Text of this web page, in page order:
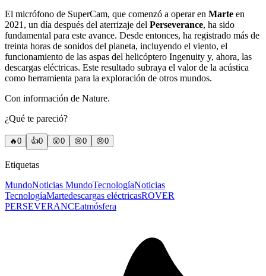
El micrófono de SuperCam, que comenzó a operar en Marte en
2021, un día después del aterrizaje del Perseverance, ha sido
fundamental para este avance. Desde entonces, ha registrado más de
treinta horas de sonidos del planeta, incluyendo el viento, el
funcionamiento de las aspas del helicóptero Ingenuity y, ahora, las
descargas eléctricas. Este resultado subraya el valor de la acústica
como herramienta para la exploración de otros mundos.
Con información de Nature.
¿Qué te pareció?
🔥0 👍0 😲0 😢0 😠0
Etiquetas
MundoNoticias MundoTecnologíaNoticias
TecnologíaMartedescargas eléctricasROVER
PERSEVERANCEatmósfera